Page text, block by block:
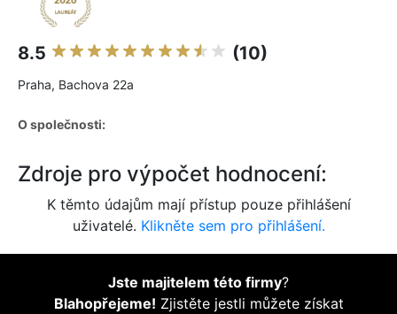
8.5 (10)
Praha, Bachova 22a
O společnosti:
Zdroje pro výpočet hodnocení:
K těmto údajům mají přístup pouze přihlášení
uživatelé. Klikněte sem pro přihlášení.
Jste majitelem této firmy?
Blahopřejeme! Zjistěte jestli můžete získat